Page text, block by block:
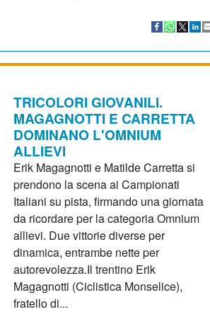
TRICOLORI GIOVANILI.
MAGAGNOTTI E CARRETTA
DOMINANO L'OMNIUM
ALLIEVI
Erik Magagnotti e Matilde Carretta si
prendono la scena ai Campionati
Italiani su pista, firmando una giornata
da ricordare per la categoria Omnium
allievi. Due vittorie diverse per
dinamica, entrambe nette per
autorevolezza.Il trentino Erik
Magagnotti (Ciclistica Monselice),
fratello di...